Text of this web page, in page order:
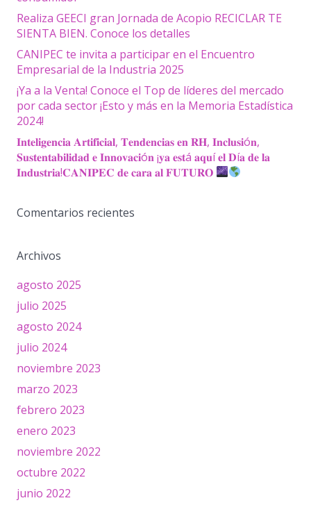
Realiza GEECI gran Jornada de Acopio RECICLAR TE
SIENTA BIEN. Conoce los detalles
CANIPEC te invita a participar en el Encuentro
Empresarial de la Industria 2025
¡Ya a la Venta! Conoce el Top de líderes del mercado
por cada sector ¡Esto y más en la Memoria Estadística
2024!
𝐈𝐧𝐭𝐞𝐥𝐢𝐠𝐞𝐧𝐜𝐢𝐚 𝐀𝐫𝐭𝐢𝐟𝐢𝐜𝐢𝐚𝐥, 𝐓𝐞𝐧𝐝𝐞𝐧𝐜𝐢𝐚𝐬 𝐞𝐧 𝐑𝐇, 𝐈𝐧𝐜𝐥𝐮𝐬𝐢ó𝐧,
𝐒𝐮𝐬𝐭𝐞𝐧𝐭𝐚𝐛𝐢𝐥𝐢𝐝𝐚𝐝 𝐞 𝐈𝐧𝐧𝐨𝐯𝐚𝐜𝐢ó𝐧 ¡𝐲𝐚 𝐞𝐬𝐭á 𝐚𝐪𝐮í 𝐞𝐥 𝐃í𝐚 𝐝𝐞 𝐥𝐚
𝐈𝐧𝐝𝐮𝐬𝐭𝐫𝐢𝐚!𝐂𝐀𝐍𝐈𝐏𝐄𝐂 𝐝𝐞 𝐜𝐚𝐫𝐚 𝐚𝐥 𝐅𝐔𝐓𝐔𝐑𝐎
Comentarios recientes
Archivos
agosto 2025
julio 2025
agosto 2024
julio 2024
noviembre 2023
marzo 2023
febrero 2023
enero 2023
noviembre 2022
octubre 2022
junio 2022